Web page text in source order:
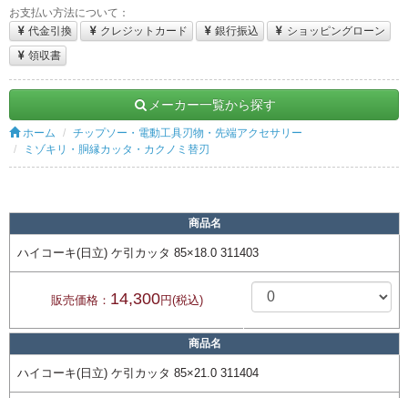
お支払い方法について：
代金引換
クレジットカード 銀行振込
ショッピングローン
領収書
メーカー一覧から探す
ホーム
チップソー・電動工具刃物・先端アクセサリー
ミゾキリ・胴縁カッタ・カクノミ替刃
商品名
ハイコーキ(日立) ケ引カッタ 85×18.0 311403
販売価格： 14,300円(税込)
商品名
ハイコーキ(日立) ケ引カッタ 85×21.0 311404